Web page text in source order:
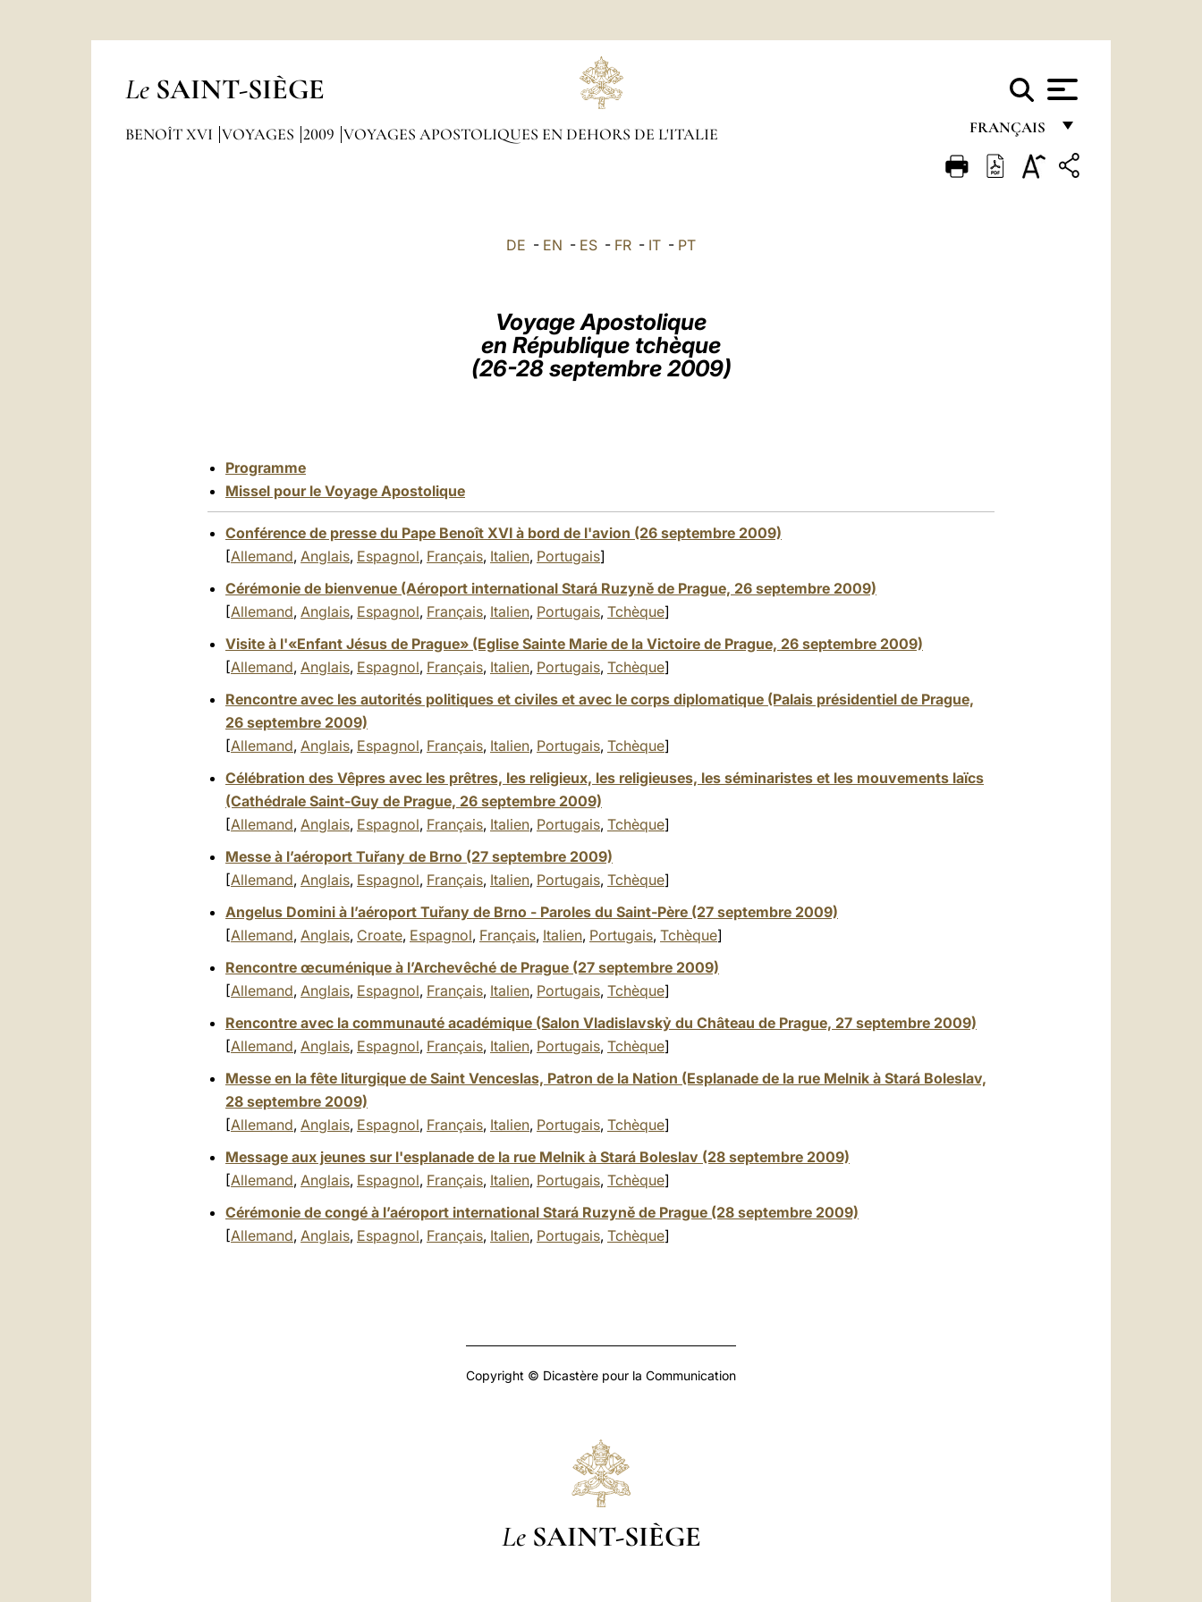
Le SAINT-SIÈGE
FRANÇAIS
FRANÇAIS
BENOÎT XVI VOYAGES 2009 VOYAGES APOSTOLIQUES EN DEHORS DE L'ITALIE
DE - EN - ES - FR - IT - PT
Voyage Apostolique
en République tchèque
(26-28 septembre 2009)
Programme
Missel pour le Voyage Apostolique
Conférence de presse du Pape Benoît XVI à bord de l'avion (26 septembre 2009)
[Allemand, Anglais, Espagnol, Français, Italien, Portugais]
Cérémonie de bienvenue (Aéroport international Stará Ruzyně de Prague, 26 septembre 2009)
[Allemand, Anglais, Espagnol, Français, Italien, Portugais, Tchèque]
Visite à l'«Enfant Jésus de Prague» (Eglise Sainte Marie de la Victoire de Prague, 26 septembre 2009)
[Allemand, Anglais, Espagnol, Français, Italien, Portugais, Tchèque]
Rencontre avec les autorités politiques et civiles et avec le corps diplomatique (Palais présidentiel de Prague,
26 septembre 2009)
[Allemand, Anglais, Espagnol, Français, Italien, Portugais, Tchèque]
Célébration des Vêpres avec les prêtres, les religieux, les religieuses, les séminaristes et les mouvements laïcs
(Cathédrale Saint-Guy de Prague, 26 septembre 2009)
[Allemand, Anglais, Espagnol, Français, Italien, Portugais, Tchèque]
Messe à l’aéroport Tuřany de Brno (27 septembre 2009)
[Allemand, Anglais, Espagnol, Français, Italien, Portugais, Tchèque]
Angelus Domini à l’aéroport Tuřany de Brno - Paroles du Saint-Père (27 septembre 2009)
[Allemand, Anglais, Croate, Espagnol, Français, Italien, Portugais, Tchèque]
Rencontre œcuménique à l’Archevêché de Prague (27 septembre 2009)
[Allemand, Anglais, Espagnol, Français, Italien, Portugais, Tchèque]
Rencontre avec la communauté académique (Salon Vladislavskỷ du Château de Prague, 27 septembre 2009)
[Allemand, Anglais, Espagnol, Français, Italien, Portugais, Tchèque]
Messe en la fête liturgique de Saint Venceslas, Patron de la Nation (Esplanade de la rue Melnik à Stará Boleslav,
28 septembre 2009)
[Allemand, Anglais, Espagnol, Français, Italien, Portugais, Tchèque]
Message aux jeunes sur l'esplanade de la rue Melnik à Stará Boleslav (28 septembre 2009)
[Allemand, Anglais, Espagnol, Français, Italien, Portugais, Tchèque]
Cérémonie de congé à l’aéroport international Stará Ruzyně de Prague (28 septembre 2009)
[Allemand, Anglais, Espagnol, Français, Italien, Portugais, Tchèque]
Copyright © Dicastère pour la Communication
Le SAINT-SIÈGE